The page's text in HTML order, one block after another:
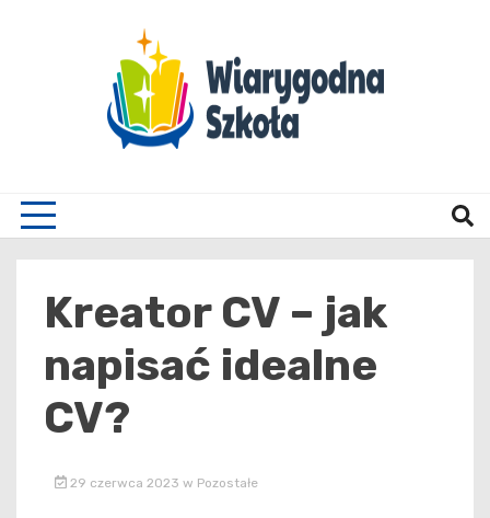
Kreator CV – jak
napisać idealne
CV?
29 czerwca 2023 w Pozostałe